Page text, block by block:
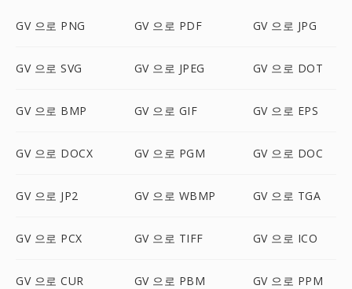
GV 으로 PNG GV 으로 PDF GV 으로 JPG
GV 으로 SVG GV 으로 JPEG GV 으로 DOT
GV 으로 BMP GV 으로 GIF GV 으로 EPS
GV 으로 DOCX GV 으로 PGM GV 으로 DOC
GV 으로 JP2 GV 으로 WBMP GV 으로 TGA
GV 으로 PCX GV 으로 TIFF GV 으로 ICO
GV 으로 CUR GV 으로 PBM GV 으로 PPM